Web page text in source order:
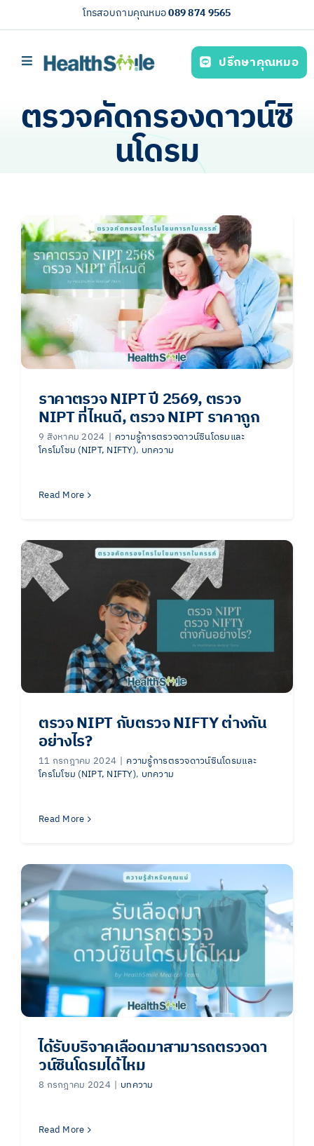
to
โทรสอบถามคุณหมอ089 874 9565
Toggle
บริการของเรา (Our services)
ไทย
ปรึกษาคุณหมอ
ตรวจคัดกรองดาวน์ซิ
นโดรม
ราคาตรวจ NIPT ปี 2569, ตรวจ
NIPT ที่ไหนดี, ตรวจ NIPT ราคาถูก
9 สิงหาคม 2024 | ความรู้การตรวจดาวน์ซินโดรมและ
โครโมโซม (NIPT, NIFTY), บทความ
Read More
ตรวจ NIPT กับตรวจ NIFTY ต่างกัน
อย่างไร?
11 กรกฎาคม 2024 | ความรู้การตรวจดาวน์ซินโดรมและ
โครโมโซม (NIPT, NIFTY), บทความ
Read More
ได้รับบริจาคเลือดมาสามารถตรวจดา
วน์ซินโดรมได้ไหม
8 กรกฎาคม 2024 | บทความ
Read More